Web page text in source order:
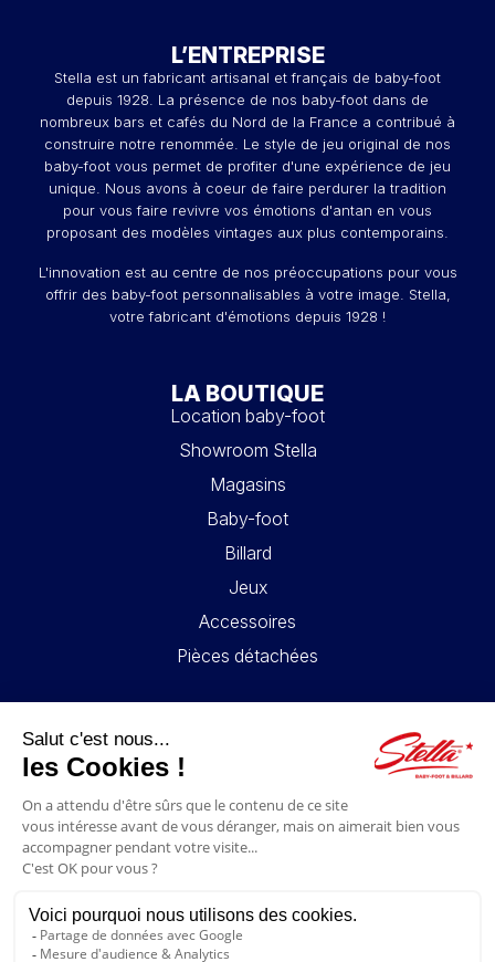
L’ENTREPRISE
Stella est un fabricant artisanal et français de baby-foot
depuis 1928. La présence de nos baby-foot dans de
nombreux bars et cafés du Nord de la France a contribué à
construire notre renommée. Le style de jeu original de nos
baby-foot vous permet de profiter d'une expérience de jeu
unique. Nous avons à coeur de faire perdurer la tradition
pour vous faire revivre vos émotions d'antan en vous
proposant des modèles vintages aux plus contemporains.
L'innovation est au centre de nos préoccupations pour vous
offrir des baby-foot personnalisables à votre image. Stella,
votre fabricant d'émotions depuis 1928 !
LA BOUTIQUE
Location baby-foot
Showroom Stella
Magasins
Baby-foot
Billard
Jeux
Accessoires
Pièces détachées
CGV
Mon compte
FAQ